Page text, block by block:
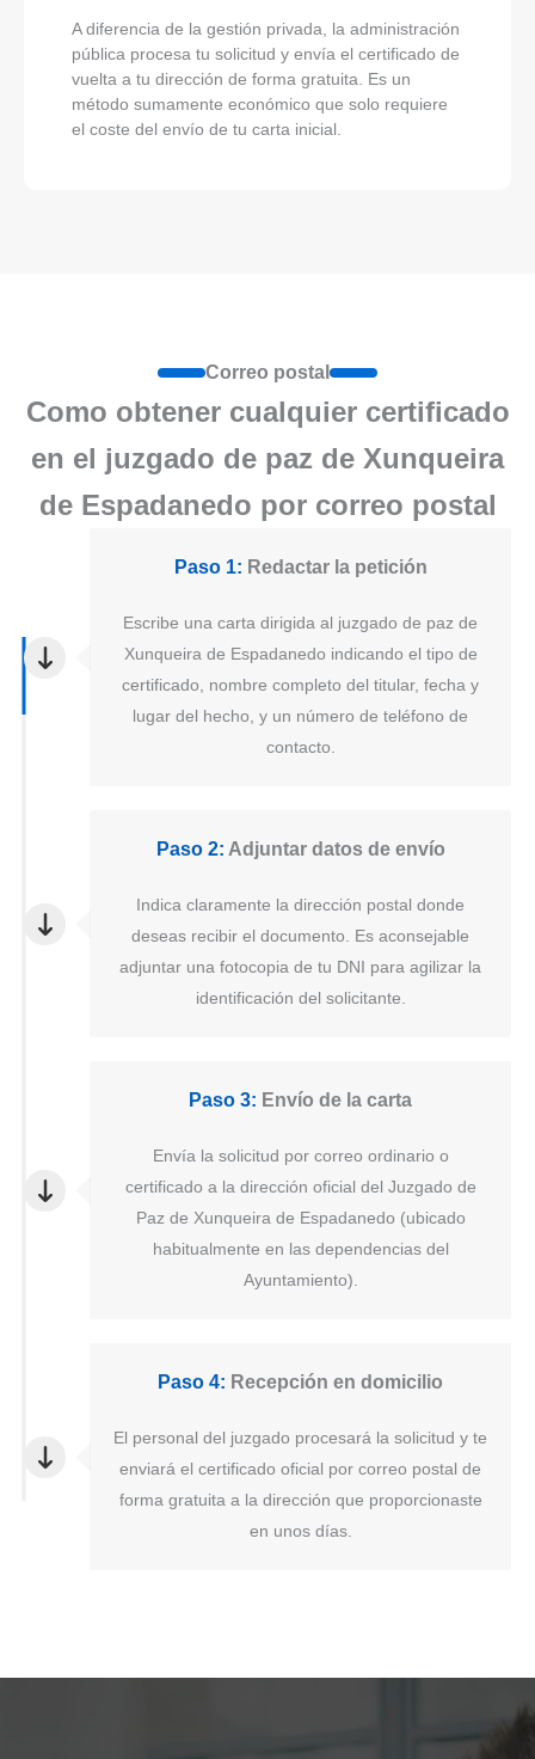
A diferencia de la gestión privada, la administración
pública procesa tu solicitud y envía el certificado de
vuelta a tu dirección de forma gratuita. Es un
método sumamente económico que solo requiere
el coste del envío de tu carta inicial.
Correo postal
Como obtener cualquier certificado
en el juzgado de paz de Xunqueira
de Espadanedo por correo postal
Paso 1: Redactar la petición
Escribe una carta dirigida al juzgado de paz de
Xunqueira de Espadanedo indicando el tipo de
certificado, nombre completo del titular, fecha y
lugar del hecho, y un número de teléfono de
contacto.
Paso 2: Adjuntar datos de envío
Indica claramente la dirección postal donde
deseas recibir el documento. Es aconsejable
adjuntar una fotocopia de tu DNI para agilizar la
identificación del solicitante.
Paso 3: Envío de la carta
Envía la solicitud por correo ordinario o
certificado a la dirección oficial del Juzgado de
Paz de Xunqueira de Espadanedo (ubicado
habitualmente en las dependencias del
Ayuntamiento).
Paso 4: Recepción en domicilio
El personal del juzgado procesará la solicitud y te
enviará el certificado oficial por correo postal de
forma gratuita a la dirección que proporcionaste
en unos días.